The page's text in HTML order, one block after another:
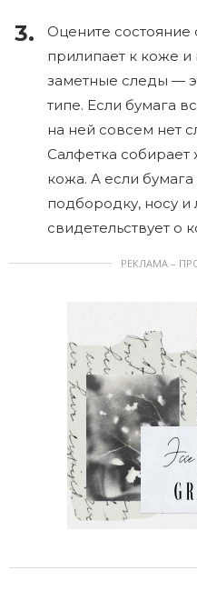
Оцените состояние
прилипает к коже
заметные следы —
типе. Если бумага
на ней совсем нет
Салфетка
кожа. А если
подбородку, носу и
свидетельствует о
РЕКЛАМА –